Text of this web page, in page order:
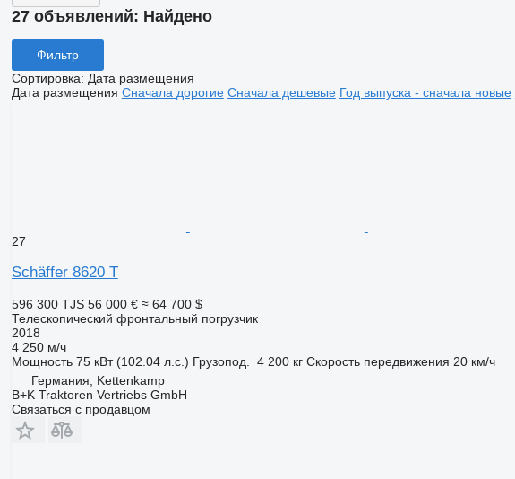
27 объявлений: Найдено
Фильтр
Сортировка: Дата размещения
Дата размещения Сначала дорогие Сначала дешевые Год выпуска - сначала новые
27
Schäffer 8620 T
596 300 TJS 56 000 € ≈ 64 700 $
Телескопический фронтальный погрузчик
2018
4 250 м/ч
Мощность 75 кВт (102.04 л.с.) Грузопод. 4 200 кг Скорость передвижения 20 км/ч
Германия, Kettenkamp
B+K Traktoren Vertriebs GmbH
Связаться с продавцом